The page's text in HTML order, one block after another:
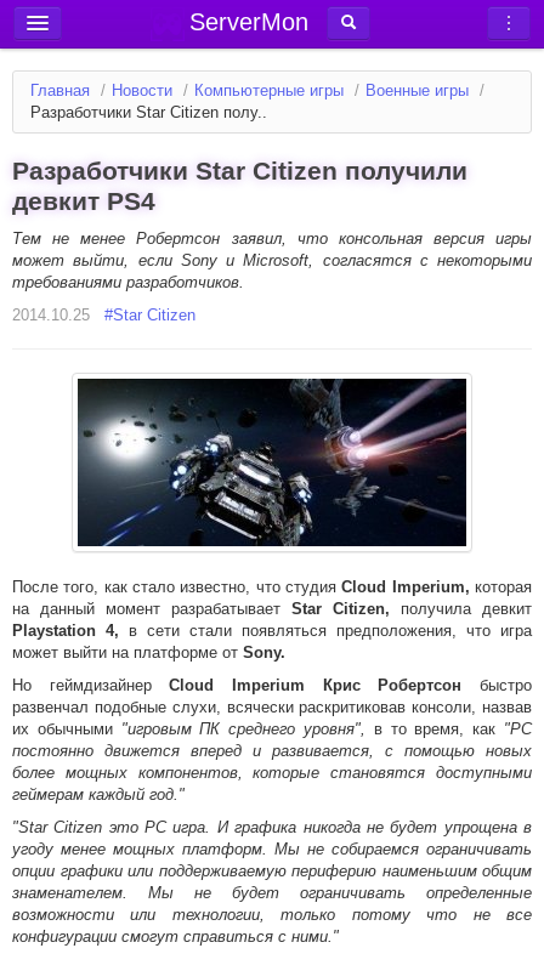
ServerMon
Добавить сервер
Мониторинг серверов
Блог
Форум
Вход в аккаунт
Главная / Новости / Компьютерные игры / Военные игры /
Разработчики Star Citizen полу..
Разработчики Star Citizen получили
девкит PS4
Тем не менее Робертсон заявил, что консольная версия игры
может выйти, если Sony и Microsoft, согласятся с некоторыми
требованиями разработчиков.
2014.10.25
#Star Citizen
После того, как стало известно, что студияCloud Imperium, которая
на данный момент разрабатывает Star Citizen, получила девкит
Playstation 4, в сети стали появляться предположения, что игра
может выйти на платформе от Sony.
Но геймдизайнерCloud Imperium Крис Робертсон быстро
развенчал подобные слухи, всячески раскритиковав консоли, назвав
их обычными "игровым ПК среднего уровня", в то время, как "PC
постоянно движется вперед и развивается, с помощью новых
более мощных компонентов, которые становятся доступными
геймерам каждый год."
"Star Citizen это PC игра. И графика никогда не будет упрощена в
угоду менее мощных платформ. Мы не собираемся ограничивать
опции графики или поддерживаемую периферию наименьшим общим
знаменателем. Мы не будет ограничивать определенные
возможности или технологии, только потому что не все
конфигурации смогут справиться с ними."